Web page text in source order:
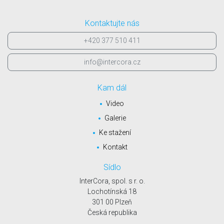
Kontaktujte nás
+420 377 510 411
info@intercora.cz
Kam dál
Video
Galerie
Ke stažení
Kontakt
Sídlo
InterCora, spol. s r. o.
Lochotínská 18
301 00 Plzeň
Česká republika